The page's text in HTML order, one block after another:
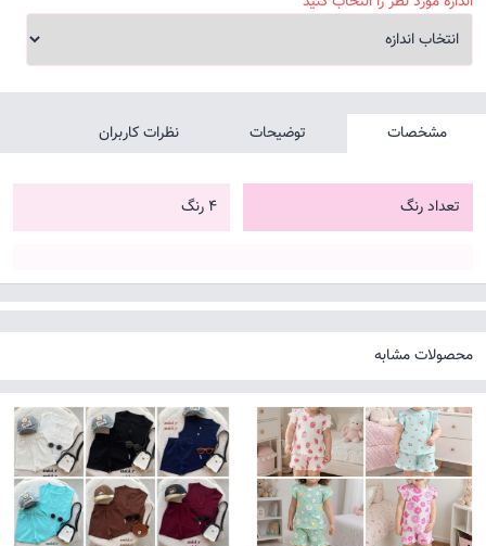
مشخصات توضیحات نظرات کاربران
تعداد رنگ 4 رنگ
محصولات مشابه